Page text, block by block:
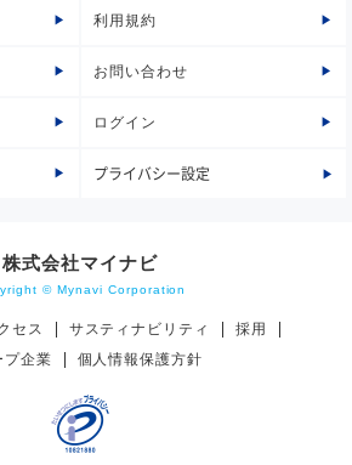
利用規約
お問い合わせ
ログイン
プライバシー設定
株式会社マイナビ
© Mynavi Corporation
セス サスティナビリティ
採用
プ企業
個人情報保護方針